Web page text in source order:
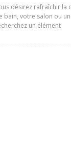
désirez rafraîchir la
bain, votre salon ou
un élément